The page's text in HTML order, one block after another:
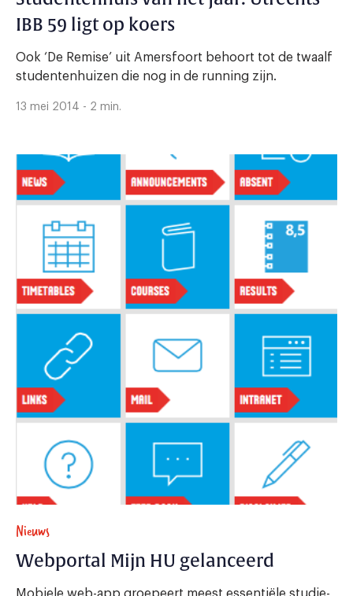
IBB 59 ligt op koers
Ook ‘De Remise’ uit Amersfoort behoort tot de twaalf
studentenhuizen die nog in de running zijn.
13 mei 2014 - 2 min.
Nieuws
Webportal Mijn HU gelanceerd